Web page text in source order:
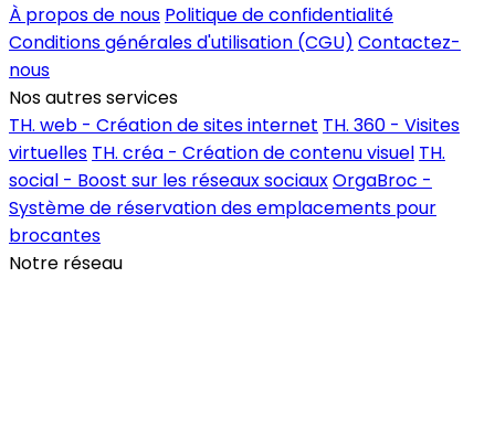
À propos de nous Politique de confidentialité
Conditions générales d'utilisation (CGU) Contactez-
nous
Nos autres services
TH. web - Création de sites internet TH. 360 - Visites
virtuelles TH. créa - Création de contenu visuel TH.
social - Boost sur les réseaux sociauxOrgaBroc -
Système de réservation des emplacements pour
brocantes
Notre réseau